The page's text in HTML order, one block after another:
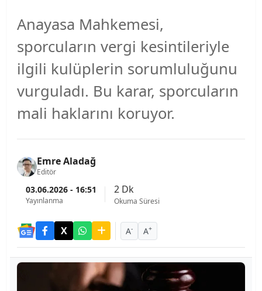
Anayasa Mahkemesi,
sporcuların vergi kesintileriyle
ilgili kulüplerin sorumluluğunu
vurguladı. Bu karar, sporcuların
mali haklarını koruyor.
Emre Aladağ
Editör
03.06.2026 - 16:51
Yayınlanma
2 Dk
Okuma Süresi
A- A+